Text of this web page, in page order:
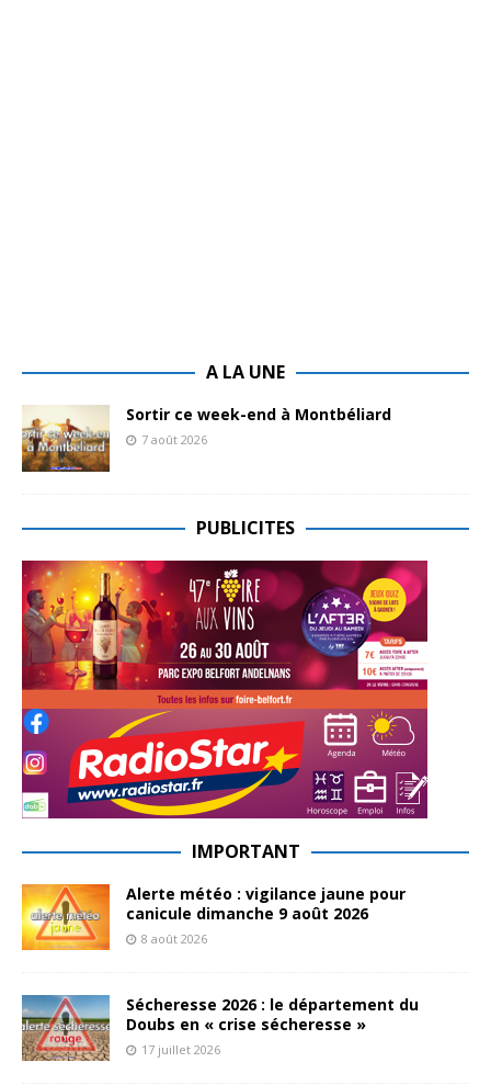
A LA UNE
Sortir ce week-end à Montbéliard
7 août 2026
PUBLICITES
IMPORTANT
Alerte météo : vigilance jaune pour
canicule dimanche 9 août 2026
8 août 2026
Sécheresse 2026 : le département du
Doubs en « crise sécheresse »
17 juillet 2026